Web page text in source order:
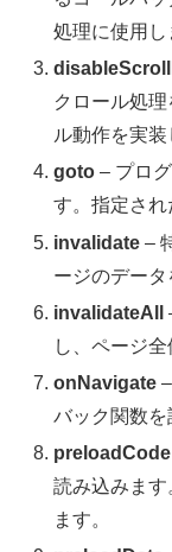
処理に使用し
クロール処
ル動作を実装
goto – プロ
す。指定され
invalidate –
ージのデータ
invalidateAll
し、ページ
onNavigate
バック関数を
preloadCode
読み込みま
ます。